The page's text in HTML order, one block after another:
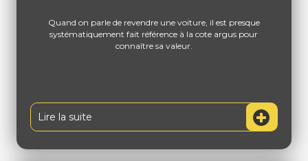
Quand on parle de revendre une voiture, il est presque
systématiquement fait référence à la cote argus pour
connaître sa valeur.
Lire la suite